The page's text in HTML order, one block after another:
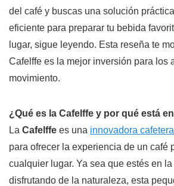
del café y buscas una solución
eficiente para preparar tu bebida
lugar, sigue leyendo. Esta reseña te
Cafelffe es la mejor inversión para los
movimiento.
¿Qué es la Cafelffe y por qué está
La Cafelffe es una innovadora
para ofrecer la experiencia de un café
cualquier lugar. Ya sea que estés en
disfrutando de la naturaleza, esta